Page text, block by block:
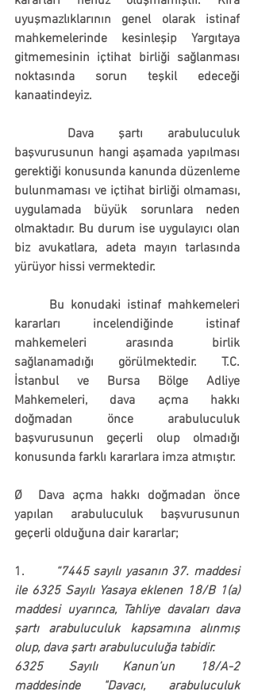
uyuşmazlıklarının genel olarak istinaf
mahkemelerinde kesinleşip Yargıtaya
gitmemesinin içtihat birliği sağlanması
noktasında sorun teşkil edeceği
kanaatindeyiz.
başvurusunun hangi aşamada yapılması
gerektiği konusunda kanunda düzenleme
bulunmaması ve içtihat birliği olmaması,
uygulamada büyük sorunlara neden
olmaktadır. Bu durum ise uygulayıcı olan
biz avukatlara, adeta mayın tarlasında
yürüyor hissi vermektedir.
kararları incelendiğinde istinaf
mahkemeleri arasında birlik
sağlanamadığı görülmektedir. T.C.
İstanbul ve Bursa Bölge Adliye
Mahkemeleri, dava açma hakkı
doğmadan önce arabuluculuk
başvurusunun geçerli olup olmadığı
konusunda farklı kararlara imza atmıştır.
Ø Dava açma hakkı doğmadan önce
yapılan arabuluculuk başvurusunun
geçerli olduğuna dair kararlar;
1.
“7445 sayılı yasanın 37. maddesi
ile 6325 Sayılı Yasaya eklenen 18/B 1(a)
maddesi uyarınca, Tahliye davaları dava
şartı arabuluculuk kapsamına alınmış
olup, dava şartı arabuluculuğa tabidir.
6325 Sayılı Kanun’un 18/A-2
maddesinde "Davacı, arabuluculuk